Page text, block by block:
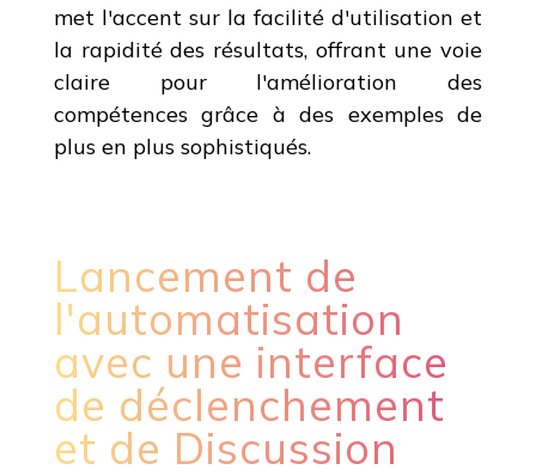
met l'accent sur la facilité d'utilisation et
la rapidité des résultats, offrant une voie
claire pour l'amélioration des
compétences grâce à des exemples de
plus en plus sophistiqués.
Lancement de
l'automatisation
avec une interface
de déclenchement
et de Discussion